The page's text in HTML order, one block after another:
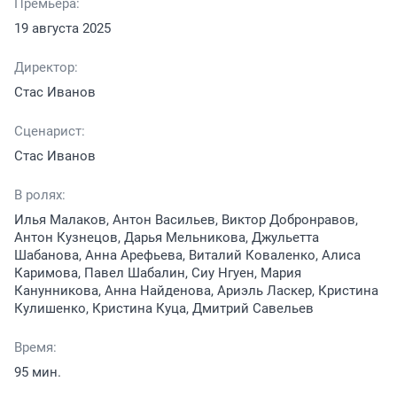
Премьера:
19 августа 2025
Директор:
Стас Иванов
Сценарист:
Стас Иванов
В ролях:
Илья Малаков, Антон Васильев, Виктор Добронравов,
Антон Кузнецов, Дарья Мельникова, Джульетта
Шабанова, Анна Арефьева, Виталий Коваленко, Алиса
Каримова, Павел Шабалин, Сиу Нгуен, Мария
Канунникова, Анна Найденова, Ариэль Ласкер, Кристина
Кулишенко, Кристина Куца, Дмитрий Савельев
Время:
95 мин.